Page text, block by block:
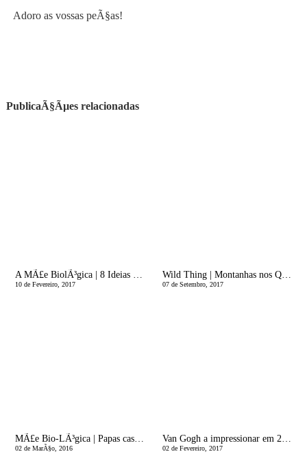
Adoro as vossas peÃ§as!
PublicaÃ§Ãµes relacionadas
A MÃ£e BiolÃ³gica | 8 Ideias PrÃ¡ticas para Festas de AniversÃ¡rio de CrianÃ§as
10 de Fevereiro, 2017
Wild Thing | Montanhas nos Quartos dos MiÃºdos
07 de Setembro, 2017
MÃ£e Bio-LÃ³gica | Papas caseiras: um passo Ã frente na saÃºde dos bebÃ©s!
02 de MarÃ§o, 2016
Van Gogh a impressionar em 2017
02 de Fevereiro, 2017